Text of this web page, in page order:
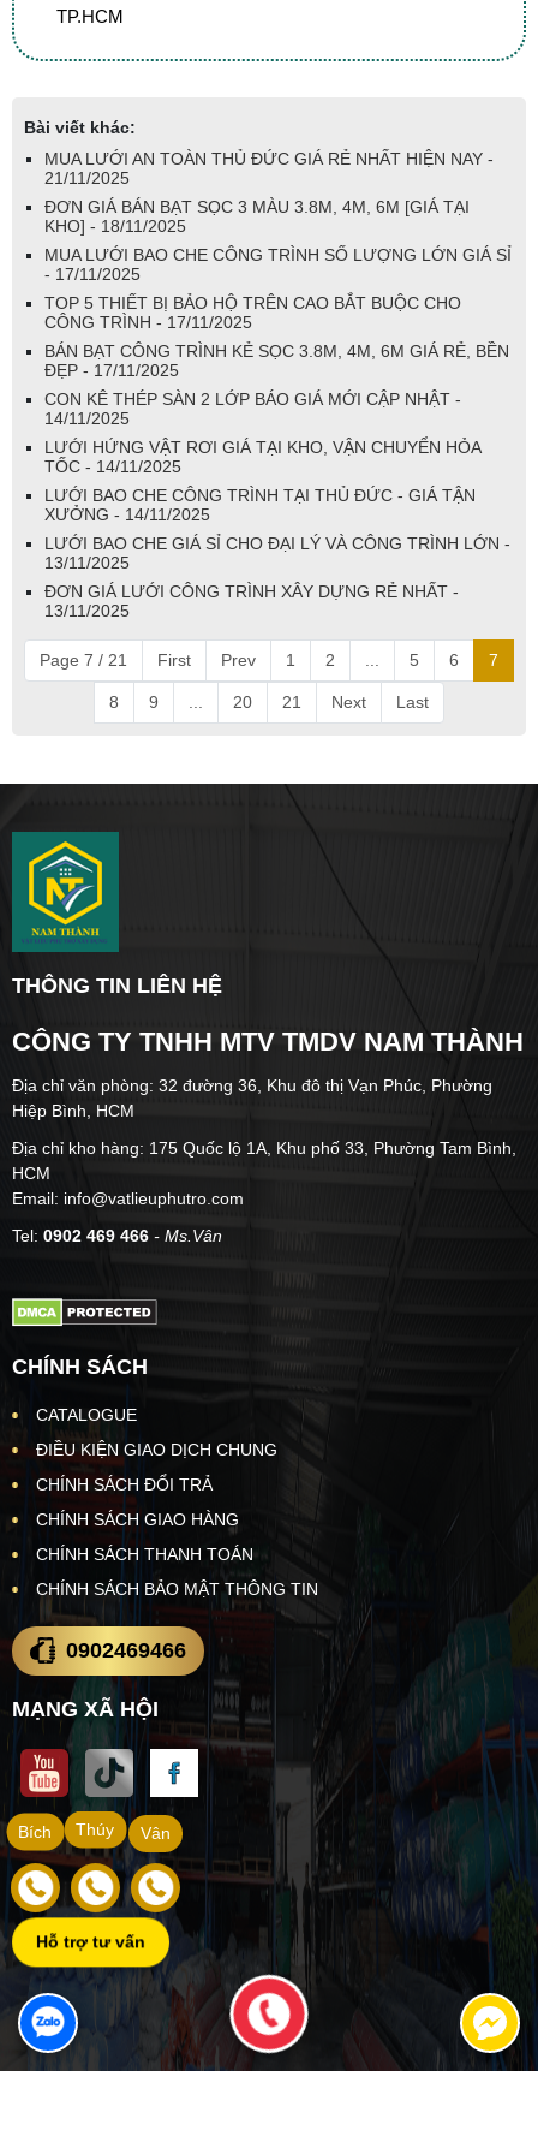
TP.HCM
Bài viết khác:
MUA LƯỚI AN TOÀN THỦ ĐỨC GIÁ RẺ NHẤT HIỆN NAY -
21/11/2025
ĐƠN GIÁ BÁN BẠT SỌC 3 MÀU 3.8M, 4M, 6M [GIÁ TẠI
KHO] - 18/11/2025
MUA LƯỚI BAO CHE CÔNG TRÌNH SỐ LƯỢNG LỚN GIÁ SỈ
- 17/11/2025
TOP 5 THIẾT BỊ BẢO HỘ TRÊN CAO BẮT BUỘC CHO
CÔNG TRÌNH - 17/11/2025
BÁN BẠT CÔNG TRÌNH KẺ SỌC 3.8M, 4M, 6M GIÁ RẺ, BỀN
ĐẸP - 17/11/2025
CON KÊ THÉP SÀN 2 LỚP BÁO GIÁ MỚI CẬP NHẬT -
14/11/2025
LƯỚI HỨNG VẬT RƠI GIÁ TẠI KHO, VẬN CHUYỂN HỎA
TỐC - 14/11/2025
LƯỚI BAO CHE CÔNG TRÌNH TẠI THỦ ĐỨC - GIÁ TẬN
XƯỞNG - 14/11/2025
LƯỚI BAO CHE GIÁ SỈ CHO ĐẠI LÝ VÀ CÔNG TRÌNH LỚN -
13/11/2025
ĐƠN GIÁ LƯỚI CÔNG TRÌNH XÂY DỰNG RẺ NHẤT -
13/11/2025
Page 7 / 21 First Prev 1 2 5 6 7
8 9 20 21 Next Last
THÔNG TIN LIÊN HỆ
CÔNG TY TNHH MTV TMDV NAM THÀNH
Địa chỉ văn phòng: 32 đường 36, Khu đô thị Vạn Phúc, Phường
Hiệp Bình, HCM
Địa chỉ kho hàng: 175 Quốc lộ 1A, Khu phố 33, Phường Tam Bình,
HCM
Email: info@vatlieuphutro.com
Tel: 0902 469 466 - Ms.Vân
CHÍNH SÁCH
CATALOGUE
ĐIỀU KIỆN GIAO DỊCH CHUNG
CHÍNH SÁCH ĐỔI TRẢ
CHÍNH SÁCH GIAO HÀNG
CHÍNH SÁCH THANH TOÁN
CHÍNH SÁCH BẢO MẬT THÔNG TIN
0902469466
MẠNG XÃ HỘI
Vân
Thúy
Bích
Hỗ trợ tư vấn